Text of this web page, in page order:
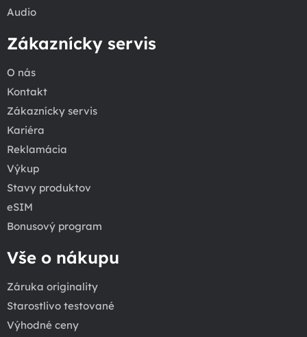
Audio
Zákaznícky servis
O nás
Kontakt
Zákaznícky servis
Kariéra
Reklamácia
Výkup
Stavy produktov
eSIM
Bonusový program
Vše o nákupu
Záruka originality
Starostlivo testované
Výhodné ceny